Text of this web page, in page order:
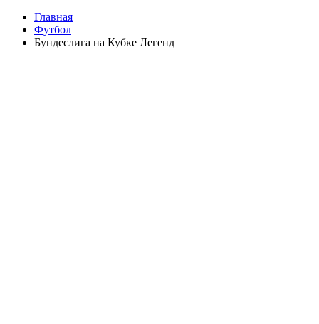
Главная
Футбол
Бундеслига на Кубке Легенд